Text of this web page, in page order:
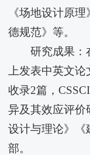
《场地设计原
德规范》等。
研究成果：
上发表中英文
收录2篇，
异及其效应评价
设计与理论》《
部。